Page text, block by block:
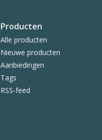
Producten
Alle producten
Nieuwe producten
Aanbiedingen
Tags
RSS-feed